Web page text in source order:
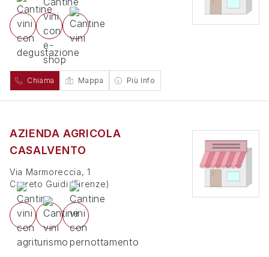
Chiama Mappa Più Info
AZIENDA AGRICOLA
CASALVENTO
Via Marmoreccia, 1
Cerreto Guidi(Firenze)